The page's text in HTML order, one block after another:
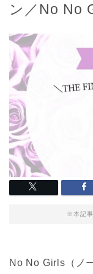
ン／No No
※本記事
No No Girls（ノ